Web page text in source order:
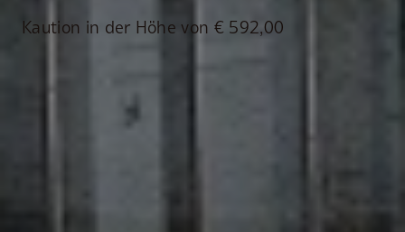
Kaution in der Höhe von € 592,00